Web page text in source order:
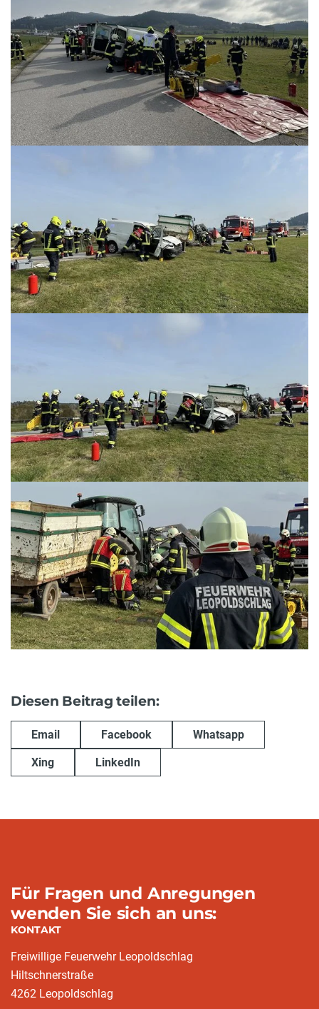
Diesen Beitrag teilen:
Email Facebook Whatsapp
Xing LinkedIn
Für Fragen und Anregungen
wenden Sie sich an uns:
KONTAKT
Freiwillige Feuerwehr Leopoldschlag
Hiltschnerstraße
4262 Leopoldschlag